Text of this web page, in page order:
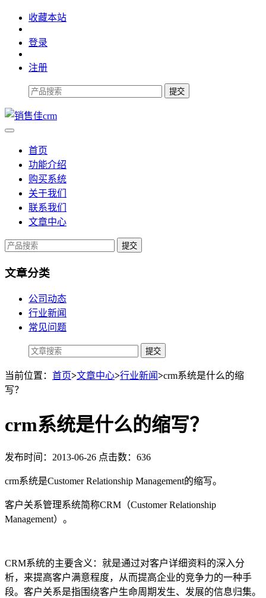
收藏本站
登录
注册
首页
功能介绍
购买系统
关于我们
联系我们
文章中心
提交
文章分类
公司动态
行业新闻
常见问题
当前位置： 首页>文章中心>行业新闻>crm系统是什么的缩
写？
crm系统是什么的缩写？
发布时间：2013-06-26 点击数：636
crm系统是Customer Relationship Management的缩写。
客户关系管理系统简称CRM（Customer Relationship
Management）。
CRM系统的主要含义：就是通过对客户详细资料的深入分
析，来提高客户满意程度，从而提高企业的竞争力的一种手
段。客户关系是指围绕客户生命周期发生、发展的信息归集。